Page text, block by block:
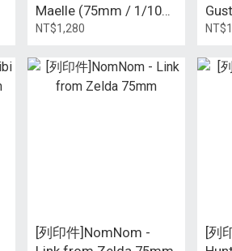
Maelle (75mm / 1/10
bust)
NT$1,280
[列印件]NomNom -
[列